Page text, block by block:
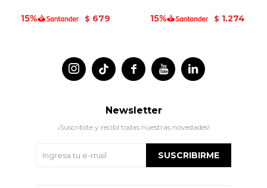
$ 679 $ 1.274
 
 
Newsletter
¡Suscribite y recibí todas nuestras novedades!
SUSCRIBIRME